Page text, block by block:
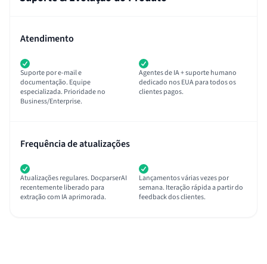
Atendimento
Suporte por e-mail e
documentação. Equipe
especializada. Prioridade no
Business/Enterprise.
Agentes de IA + suporte humano
dedicado nos EUA para todos os
clientes pagos.
Frequência de atualizações
Atualizações regulares. DocparserAI
recentemente liberado para
extração com IA aprimorada.
Lançamentos várias vezes por
semana. Iteração rápida a partir do
feedback dos clientes.